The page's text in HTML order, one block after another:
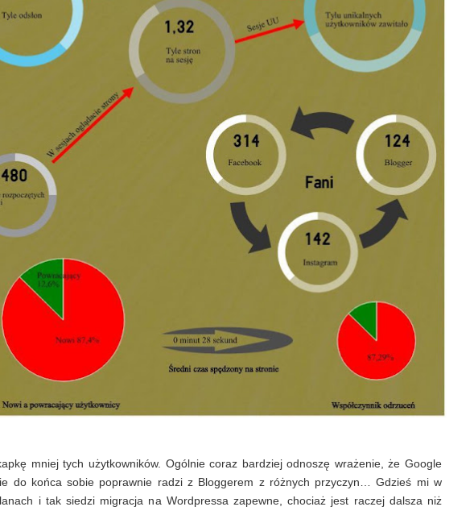
mniej tych użytkowników. Ogólnie coraz bardziej odnoszę wrażenie, że Google
do końca sobie poprawnie radzi z Bloggerem z różnych przyczyn… Gdzieś mi w
i tak siedzi migracja na Wordpressa zapewne, chociaż jest raczej dalsza niż